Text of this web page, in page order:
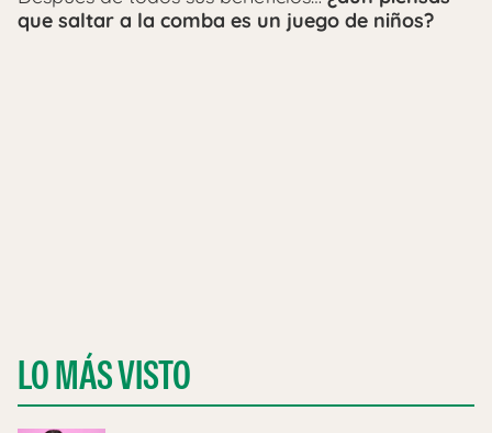
que saltar a la comba es un juego de niños?
LO MÁS VISTO